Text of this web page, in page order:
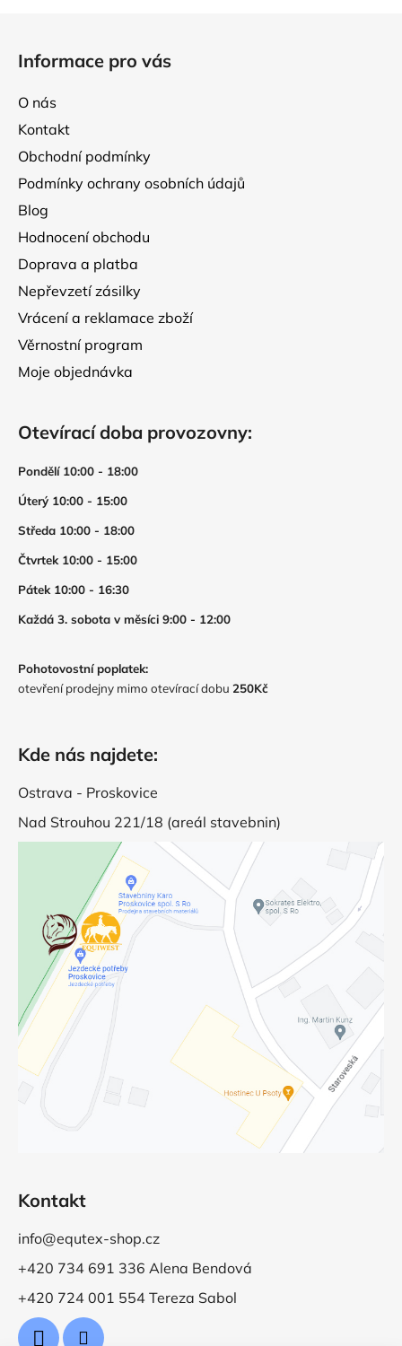
Informace pro vás
O nás
Kontakt
Obchodní podmínky
Podmínky ochrany osobních údajů
Blog
Hodnocení obchodu
Doprava a platba
Nepřevzetí zásilky
Vrácení a reklamace zboží
Věrnostní program
Moje objednávka
Otevírací doba provozovny:
Pondělí 10:00 - 18:00
Úterý 10:00 - 15:00
Středa 10:00 - 18:00
Čtvrtek 10:00 - 15:00
Pátek 10:00 - 16:30
Každá 3. sobota v měsíci 9:00 - 12:00
Pohotovostní poplatek:
otevření prodejny mimo otevírací dobu 250Kč
Kde nás najdete:
Ostrava - Proskovice
Nad Strouhou 221/18 (areál stavebnin)
Kontakt
info@equtex-shop.cz
+420 734 691 336 Alena Bendová
+420 724 001 554 Tereza Sabol